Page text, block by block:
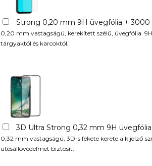
Strong 0,20 mm 9H üvegfólia + 3000
0,20 mm vastagságú, kerekített szélű, üvegfólia.
tárgyaktól és karcoktól.
3D Ultra Strong 0,32 mm 9H
0,32 mm vastagságú, 3D-s fekete kerete a kijelző
ütésállóvédelmet biztosít.